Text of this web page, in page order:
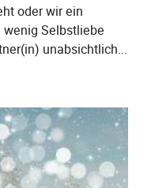
oder wir ein
Selbstliebe
unabsichtlich...